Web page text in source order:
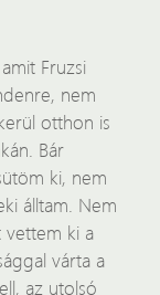
Fruzsi
nem
otthon is
Bár
ki, nem
álltam. Nem
ki a
várta a
az utolsó